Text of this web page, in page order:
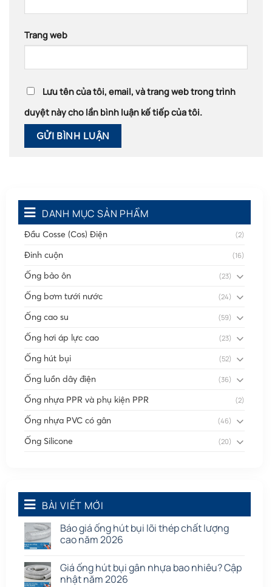
Trang web
Lưu tên của tôi, email, và trang web trong trình
duyệt này cho lần bình luận kế tiếp của tôi.
DANH MỤC SẢN PHẨM
Đầu Cosse (Cos) Điện (2)
Đinh cuộn (16)
Ống bảo ôn (23)
Ống bơm tưới nước (24)
Ống cao su (59)
Ống hơi áp lực cao (23)
Ống hút bụi (52)
Ống luồn dây điện (36)
Ống nhựa PPR và phụ kiện PPR (2)
Ống nhựa PVC có gân (46)
Ống Silicone (20)
Quạt dân dụng
Tấm cao su
BÀI VIẾT MỚI
Báo giá ống hút bụi lõi thép chất lượng
cao năm 2026
Giá ống hút bụi gân nhựa bao nhiêu? Cập
nhật năm 2026